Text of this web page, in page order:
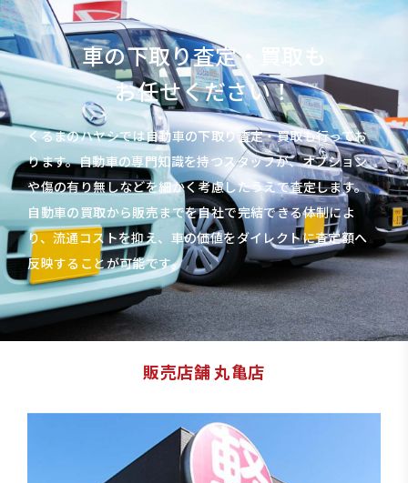
車の下取り査定・買取も
お任せください！
くるまのハヤシでは自動車の下取り査定・買取も行ってお
ります。自動車の専門知識を持つスタッフが、オプション
や傷の有り無しなどを細かく考慮したうえで査定します。
自動車の買取から販売までを自社で完結できる体制によ
り、流通コストを抑え、車の価値をダイレクトに査定額へ
反映することが可能です。
販売店舗 丸亀店